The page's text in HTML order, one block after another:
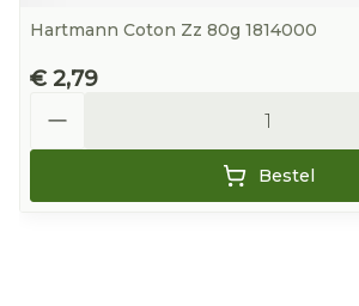
Hartmann Coton Zz 80g 1814000
€ 2,79
Bestel